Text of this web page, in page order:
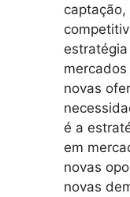
novas
é a
em
novas
novas